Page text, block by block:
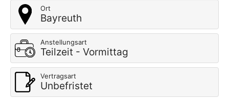
Ort
Bayreuth
Anstellungsart
Teilzeit - Vormittag
Vertragsart
Unbefristet